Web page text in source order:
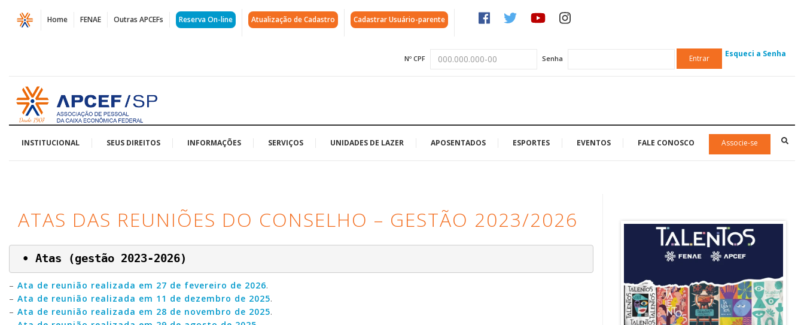
Página
Atas
reuniões
do
Conselho
APCEF/SP
Home FENAE Outras APCEFs Reserva On-line Atualização de Cadastro Cadastrar Usuário-parente
Nº CPF Senha Entrar Esqueci a Senha
Acessar
página
inicial
INSTITUCIONAL SEUS DIREITOS INFORMAÇÕES SERVIÇOS UNIDADES DE LAZER APOSENTADOS ESPORTES EVENTOS FALE CONOSCO Associe-se
ATAS DAS REUNIÕES DO CONSELHO – GESTÃO 2023/2026
• Atas (gestão 2023-2026)
– Ata de reunião realizada em 27 de fevereiro de 2026.
– Ata de reunião realizada em 11 de dezembro de 2025.
– Ata de reunião realizada em 28 de novembro de 2025.